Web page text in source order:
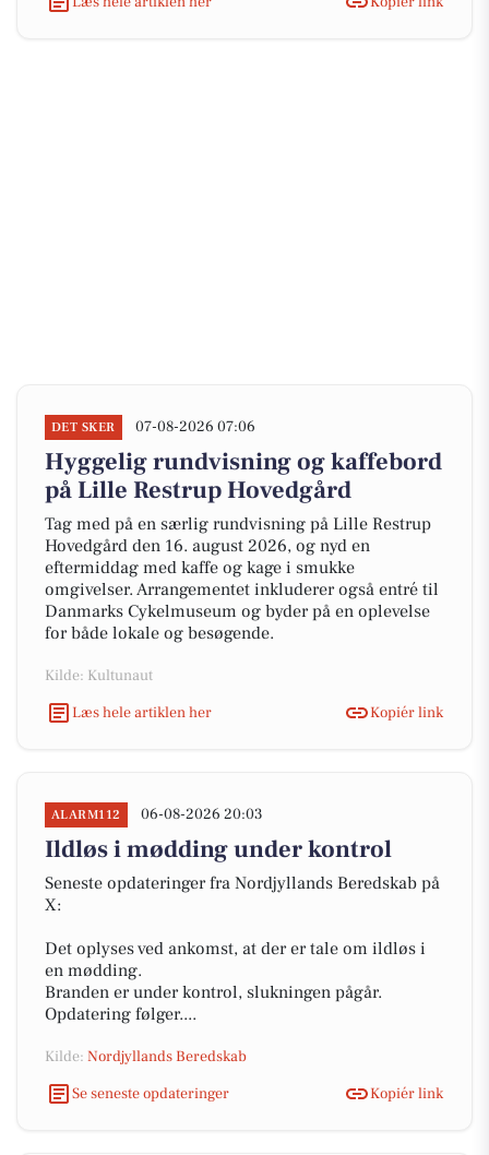
DET SKER 07-08-2026 07:06
Hyggelig rundvisning og kaffebord
på Lille Restrup Hovedgård
Tag med på en særlig rundvisning på Lille Restrup
Hovedgård den 16. august 2026, og nyd en
eftermiddag med kaffe og kage i smukke
omgivelser. Arrangementet inkluderer også entré til
Danmarks Cykelmuseum og byder på en oplevelse
for både lokale og besøgende.
Kilde: Kultunaut
Læs hele artiklen her
Kopiér link
ALARM112 06-08-2026 20:03
Ildløs i mødding under kontrol
Seneste opdateringer fra Nordjyllands Beredskab på
X:
Det oplyses ved ankomst, at der er tale om ildløs i
en mødding.
Branden er under kontrol, slukningen pågår.
Opdatering følger....
Kilde: Nordjyllands Beredskab
Se seneste opdateringer
Kopiér link